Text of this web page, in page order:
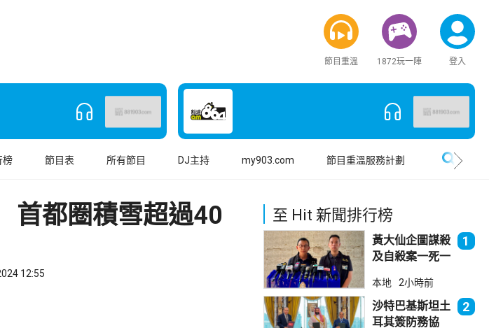
節目重溫 1872玩一陣 登入
榜 節目表 所有節目 DJ主持 my903.com 節目重溫服務計劃
都圈積雪超過40
12:55
至 Hit 新聞排行榜
黃大仙企圖謀殺
及自殺案一死一
1
本地 2小時前
沙特巴基斯坦土
耳其簽防務協
2